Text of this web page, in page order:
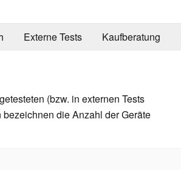
Externe Tests Kaufberatung
(bzw. in externen Tests
die Anzahl der Geräte